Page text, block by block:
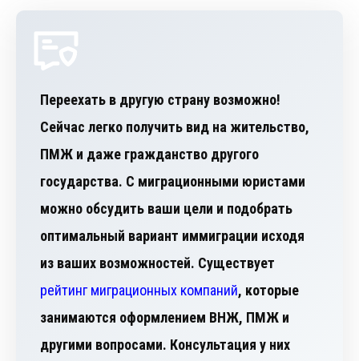
Переехать в другую страну возможно!
Сейчас легко получить вид на жительство,
ПМЖ и даже гражданство другого
государства. С миграционными юристами
можно обсудить ваши цели и подобрать
оптимальный вариант иммиграции исходя
из ваших возможностей. Существует
рейтинг миграционных компаний, которые
занимаются оформлением ВНЖ, ПМЖ и
другими вопросами. Консультация у них